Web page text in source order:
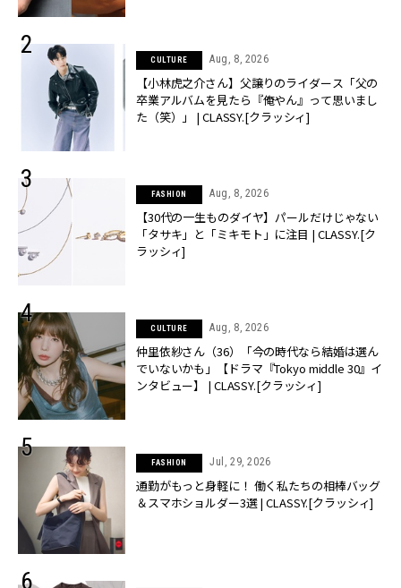
CULTURE Aug, 8, 2026
【小林虎之介さん】父譲りのライダース「父の
卒業アルバムを見たら『俺やん』って思いまし
た（笑）」 | CLASSY.[クラッシィ]
FASHION Aug, 8, 2026
【30代の一生ものダイヤ】パールだけじゃない
「タサキ」と「ミキモト」に注目 | CLASSY.[ク
ラッシィ]
CULTURE Aug, 8, 2026
仲里依紗さん（36）「今の時代なら結婚は選ん
でいないかも」【ドラマ『Tokyo middle 30』イ
ンタビュー】 | CLASSY.[クラッシィ]
FASHION Jul, 29, 2026
通勤がもっと身軽に！ 働く私たちの相棒バッグ
＆スマホショルダー3選 | CLASSY.[クラッシィ]